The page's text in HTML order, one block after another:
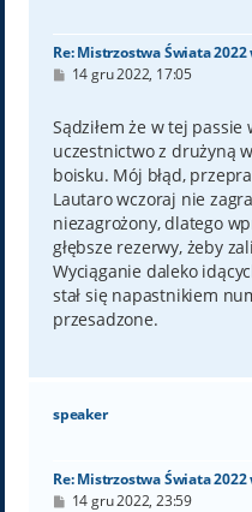
Re: Mistrzostwa Świata 2022
P
t
14 gru 2022, 17:05
Sądziłem że w tej passie
uczestnictwo z drużyną
boisku. Mój błąd,
Lautaro wczoraj nie
niezagrożony, dlatego
głębsze rezerwy, żeby
Wyciąganie daleko
stał się napastnikiem
przesadzone.
speaker
Re: Mistrzostwa Świata 2022
P14 gru 2022, 23:59